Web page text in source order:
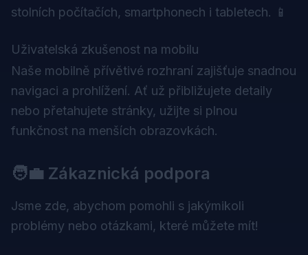
stolních počítačích, smartphonech i tabletech. 📱
Uživatelská zkušenost na mobilu
Naše mobilně přívětivé rozhraní zajišťuje snadnou
navigaci a prohlížení. Ať už přibližujete detaily
nebo přetahujete stránky, užijte si plnou
funkčnost na menších obrazovkách.
🧑‍💼 Zákaznická podpora
Jsme zde, abychom pomohli s jakýmikoli
problémy nebo otázkami, které můžete mít!